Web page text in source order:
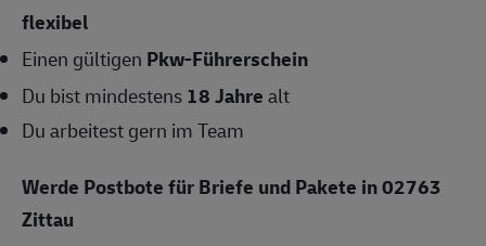
flexibel
Einen gültigen Pkw-Führerschein
Du bist mindestens 18 Jahrealt
Du arbeitest gern im Team
Werde Postbote für Briefe und Pakete in 02763
Zittau